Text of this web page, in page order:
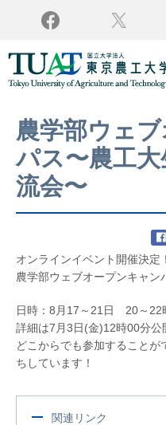
Facebook
農学部ウェ
パス〜農工
流会〜
オンラインイベント開催決定
農学部ウェブオープンキャン
日時：8月17～21日 20～22
詳細は7月3日(金)12時00分公
どこからでも参加すること
ちしています！
関連リンク